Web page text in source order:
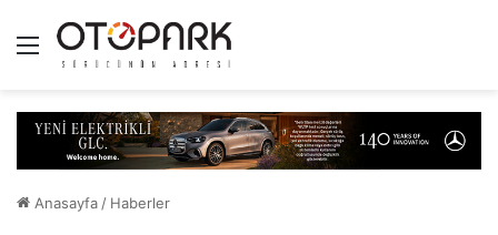
Menü
Anasayfa / Haberler